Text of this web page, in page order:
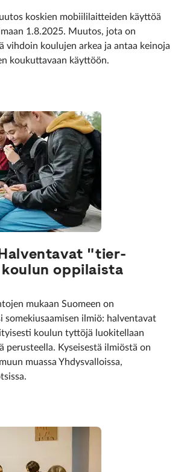
koskien mobiililaitteiden käyttöä
1.8.2025. Muutos, jota on
vihdoin koulujen arkea ja antaa keinoja
koukuttavaan käyttöön.
"tier-
oppilaista
mukaan Suomeen on
somekiusaamisen ilmiö: halventavat
koulun tyttöjä luokitellaan
perusteella. Kyseisestä ilmiöstä on
muassa Yhdysvalloissa,